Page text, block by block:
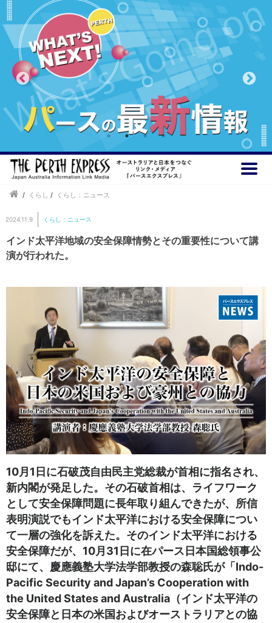
/ くらし / くらし：ニュース
2024.11.9 くらし：ニュース
インド太平洋地域の安全保障情勢とその重要性について講
演が行われた。
10月1日に石破茂自由民主党総裁が首相に指名され、
新内閣が発足した。その石破首相は、ライフワーク
として安全保障問題に長年取り組んできたが、所信
表明演説でもインド太平洋における安全保障につい
て一層の強化を訴えた。そのインド太平洋における
安全保障だが、10月31日に在パース日本国総領事公
邸にて、慶應義塾大学法学部教授の森聡氏が「Indo-
Pacific Security and Japan’s Cooperation with
the United States and Australia（インド太平洋の
安全保障と日本の米国およびオーストラリアとの協